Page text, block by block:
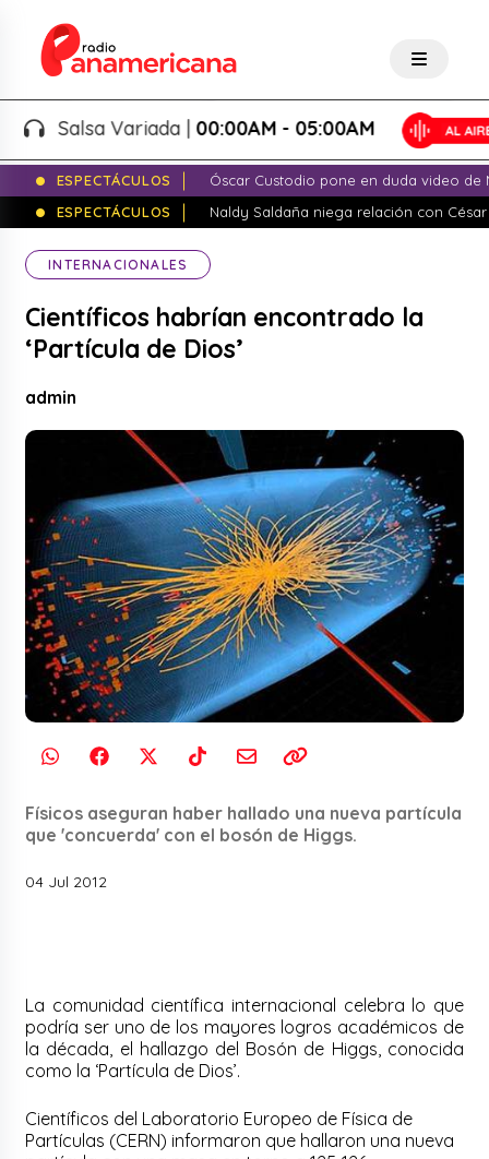
Salsa Variada |00:00AM - 05:00AM
ESPECTÁCULOS
Óscar Custodio pone en duda video de
ESPECTÁCULOS
Naldy Saldaña niega relación con
INTERNACIONALES
Científicos habrían encontrado la
‘Partícula de Dios’
admin
Físicos aseguran haber hallado una nueva partícula
que 'concuerda' con el bosón de Higgs.
04 Jul 2012
La comunidad científica internacional celebra lo que
podría ser uno de los mayores logros académicos de
la década, el hallazgo del Bosón de Higgs, conocida
como la ‘Partícula de Dios’.
Científicos del Laboratorio Europeo de Física de
Partículas (CERN) informaron que hallaron una nueva